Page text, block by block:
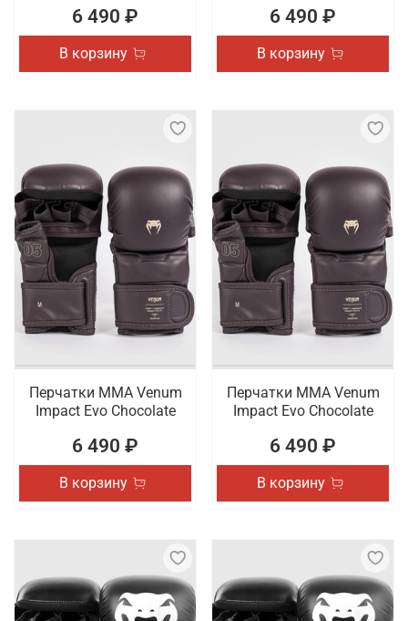
6 490 ₽
В корзину
6 490 ₽
В корзину
Перчатки ММА Venum
Impact Evo Chocolate
6 490 ₽
В корзину
Перчатки ММА Venum
Impact Evo Chocolate
6 490 ₽
В корзину